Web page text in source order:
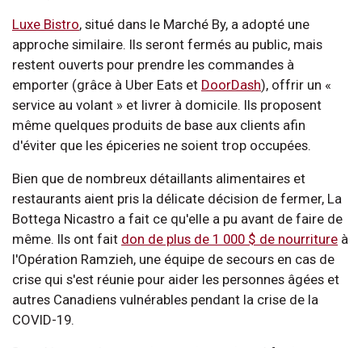
Luxe Bistro, situé dans le Marché By, a adopté une
approche similaire. Ils seront fermés au public, mais
restent ouverts pour prendre les commandes à
emporter (grâce à Uber Eats et DoorDash), offrir un «
service au volant » et livrer à domicile. Ils proposent
même quelques produits de base aux clients afin
d'éviter que les épiceries ne soient trop occupées.
Bien que de nombreux détaillants alimentaires et
restaurants aient pris la délicate décision de fermer, La
Bottega Nicastro a fait ce qu'elle a pu avant de faire de
même. Ils ont fait don de plus de 1 000 $ de nourriture à
l'Opération Ramzieh, une équipe de secours en cas de
crise qui s'est réunie pour aider les personnes âgées et
autres Canadiens vulnérables pendant la crise de la
COVID-19.